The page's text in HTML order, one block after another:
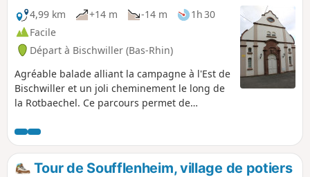
4,99 km
+14 m -14 m
1h 30
Facile
Départ à Bischwiller (Bas-Rhin)
Agréable balade alliant la campagne à l'Est de
Bischwiller et un joli cheminement le long de
la Rotbaechel. Ce parcours permet de
chaudière d'une ancienne machine à vapeur
et un lavoir sur la Rotbaechel.
Tour de Soufflenheim, village de potiers